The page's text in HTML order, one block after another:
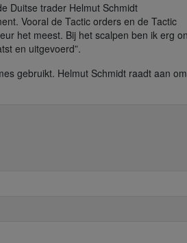
Duitse trader Helmut Schmidt
Vooral de Tactic orders en de Tactic
het meest. Bij het scalpen ben ik erg
en uitgevoerd”.
gebruikt. Helmut Schmidt raadt aan